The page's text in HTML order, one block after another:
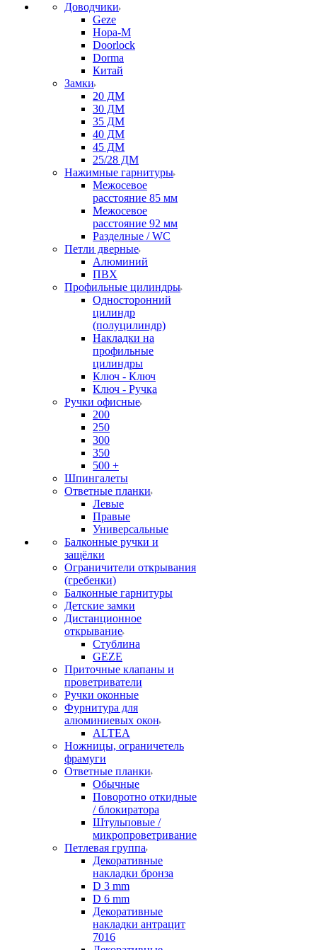
Доводчики
Geze
Нора-М
Doorlock
Dorma
Китай
Замки
20 ДМ
30 ДМ
35 ДМ
40 ДМ
45 ДМ
25/28 ДМ
Нажимные гарнитуры
Межосевое
расстояние 85 мм
Межосевое
расстояние 92 мм
Разделные / WC
Петли дверные
Алюминий
ПВХ
Профильные цилиндры
Односторонний
цилиндр
(полуцилиндр)
Накладки на
профильные
цилиндры
Ключ - Ключ
Ключ - Ручка
Ручки офисные
200
250
300
350
500 +
Шпингалеты
Ответные планки
Левые
Правые
Универсальные
Балконные ручки и
защёлки
Ограничители открывания
(гребенки)
Балконные гарнитуры
Детские замки
Дистанционное
открывание
Стублина
GEZE
Приточные клапаны и
проветриватели
Ручки оконные
Фурнитура для
алюминиевых окон
ALTEA
Ножницы, ограничетель
фрамуги
Ответные планки
Обычные
Поворотно откидные
/ блокиратора
Штульповые /
микропроветривание
Петлевая группа
Декоративные
накладки бронза
D 3 mm
D 6 mm
Декоративные
накладки антрацит
7016